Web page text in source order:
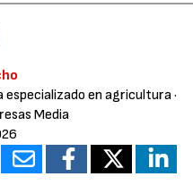
especializado en agricultura·
Media